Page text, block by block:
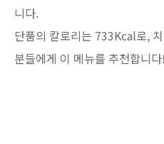
니다.
단품의 칼로리는 733Kcal로,
분들에게 이 메뉴를 추천합니다!